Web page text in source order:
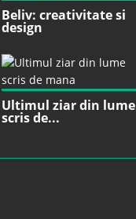
Beliv: creativitate si
design
Ultimul ziar din lume
scris de...